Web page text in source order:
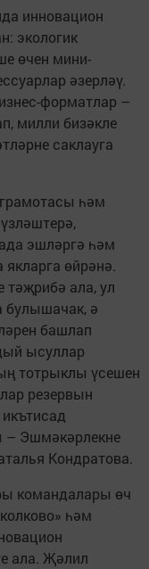
инновацион
экологик
өчен мини-
әзерләү.
форматлар –
милли бизәкле
саклауга
һәм
эшләргә һәм
өйрәнә.
ала, ул
булышачак, ә
башлап
ысуллар
тотрыклы үсешен
резервын
– Эшмәкәрлекне
Кондратова.
командалары өч
һәм
ала. Җәлил